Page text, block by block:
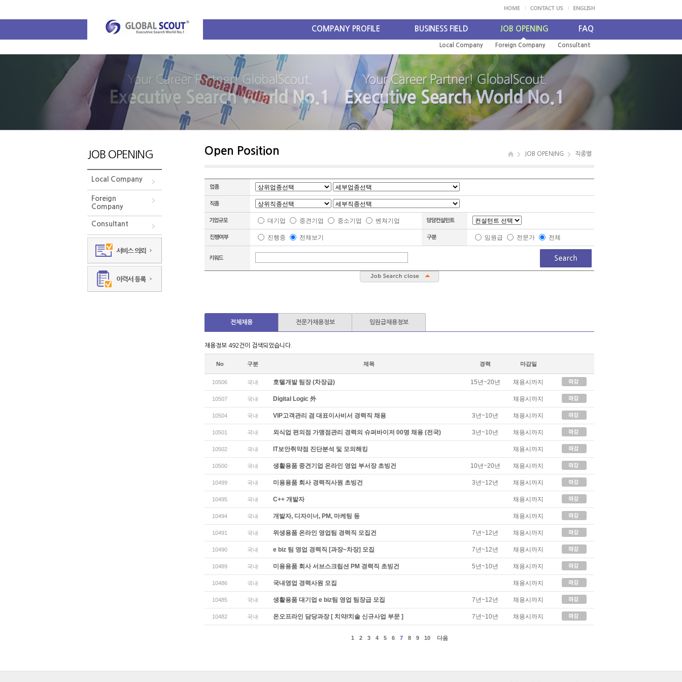
COMPANY PROFILE BUSINESS FIELD JOB OPENING
Local Company Foreign Company Consultant
FAQ
JOB OPENING
Local Company
Foreign
Company
Consultant
Open Position JOB OPENING 직종별
대기업 중견기업 중소기업 벤쳐기업
진행중 전체보기 임원급 전문가 전체
전체채용 전문가채용정보 임원급채용정보
채용정보 492건이 검색되었습니다.
No 구분 제목 경력 마감일
10506 국내 호텔개발 팀장 (차장급) 15년~20년 채용시까지
10507 국내 Digital Logic 外 채용시까지
10504 국내 VIP고객관리 겸 대표이사비서 경력직 채용 3년~10년 채용시까지
10501 국내 외식업 편의점 가맹점관리 경력의 슈퍼바이저 00명 채용 (전국) 3년~10년 채용시까지
10502 국내 IT보안취약점 진단분석 및 모의해킹 채용시까지
10500 국내 생활용품 중견기업 온라인 영업 부서장 초빙건 10년~20년 채용시까지
10499 국내 미용용품 회사 경력직사원 초빙건 3년~12년 채용시까지
10495 국내 C++ 개발자 채용시까지
10494 국내 개발자, 디자이너, PM, 마케팅 등 채용시까지
10491 국내 위생용품 온라인 영업팀 경력직 모집건 7년~12년 채용시까지
10490 국내 e biz 팀 영업 경력직 [과장~차장] 모집 7년~12년 채용시까지
10489 국내 미용용품 회사 서브스크립션 PM 경력직 초빙건 5년~10년 채용시까지
10486 국내 국내영업 경력사원 모집 채용시까지
10485 국내 생활용품 대기업 e biz팀 영업 팀장급 모집 7년~12년 채용시까지
10482 국내 온오프라인 담당과장 [ 치약/치솔 신규사업 부문 ] 7년~10년 채용시까지
1 2 3 4 5 6 7 8 9 10 다음